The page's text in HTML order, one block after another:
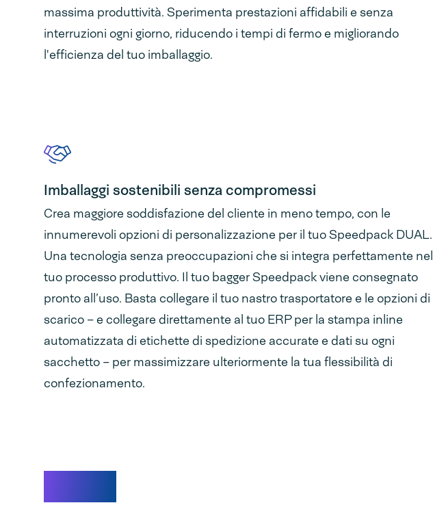
massima produttività. Sperimenta prestazioni affidabili e senza
interruzioni ogni giorno, riducendo i tempi di fermo e migliorando
l'efficienza del tuo imballaggio.
Imballaggi sostenibili senza compromessi
Crea maggiore soddisfazione del cliente in meno tempo, con le
innumerevoli opzioni di personalizzazione per il tuo Speedpack DUAL.
Una tecnologia senza preoccupazioni che si integra perfettamente nel
tuo processo produttivo. Il tuo bagger Speedpack viene consegnato
pronto all’uso. Basta collegare il tuo nastro trasportatore e le opzioni di
scarico – e collegare direttamente al tuo ERP per la stampa inline
automatizzata di etichette di spedizione accurate e dati su ogni
sacchetto – per massimizzare ulteriormente la tua flessibilità di
confezionamento.